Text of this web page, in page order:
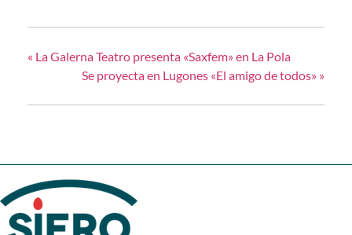
« La Galerna Teatro presenta «Saxfem» en La Pola
Se proyecta en Lugones «El amigo de todos» »